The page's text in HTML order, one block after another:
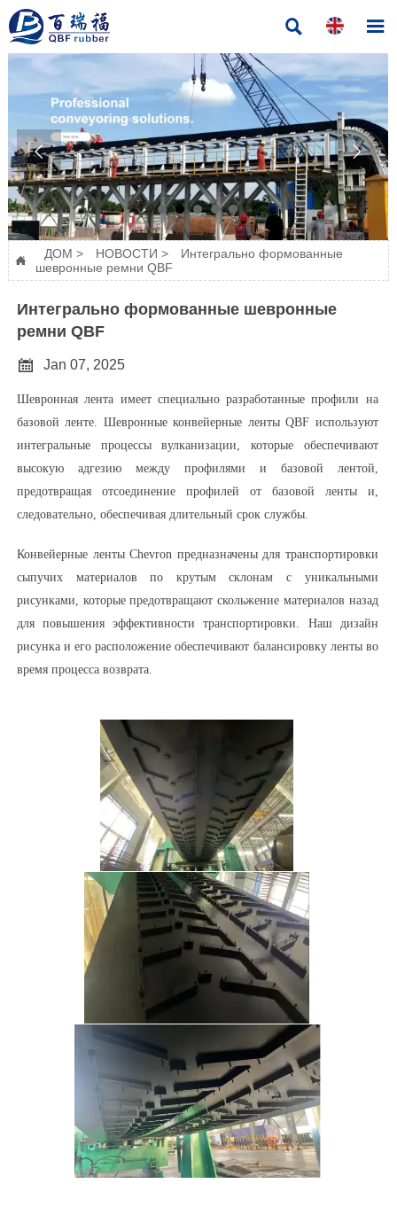
 
 
 ДОМ > НОВОСТИ >
Интегрально формованные
шевронные ремни QBF
Интегрально формованные шевронные
ремни QBF

Jan 07, 2025
Шевронная лента имеет специально разработанные профили на
базовой ленте. Шевронные конвейерные ленты QBF используют
интегральные процессы вулканизации, которые обеспечивают
высокую адгезию между профилями и базовой лентой,
предотвращая отсоединение профилей от базовой ленты и,
следовательно, обеспечивая длительный срок службы.
Конвейерные ленты Chevron предназначены для транспортировки
сыпучих материалов по крутым склонам с уникальными
рисунками, которые предотвращают скольжение материалов назад
для повышения эффективности транспортировки. Наш дизайн
рисунка и его расположение обеспечивают балансировку ленты во
время процесса возврата.